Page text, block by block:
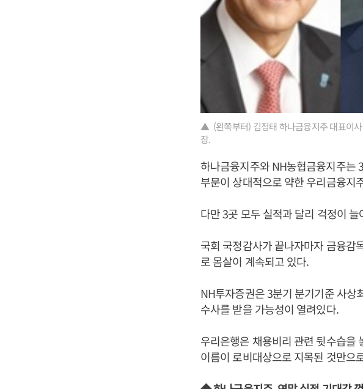
▲ (왼쪽부터) 김정태 하나금융지주 대표이
장.
하나금융지주와 NH농협금융지주는
부문이 상대적으로 약한 우리금융지
다만 3곳 모두 실적과 달리 걱정이
국회 국정감사가 끝나자마자 금융감
로 몸살이 계속되고 있다.
NH투자증권은 3분기 분기기준 사상
수사를 받을 가능성이 열려있다.
우리은행은 채용비리 관련 뒷수습을
이름이 로비대상으로 지목된 것만으